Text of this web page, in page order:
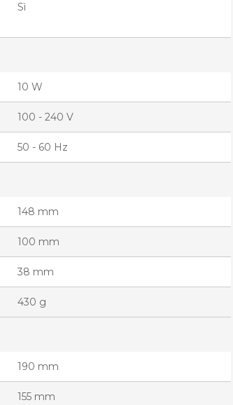
Sì
10 W
100 - 240 V
50 - 60 Hz
148 mm
100 mm
38 mm
430 g
190 mm
155 mm